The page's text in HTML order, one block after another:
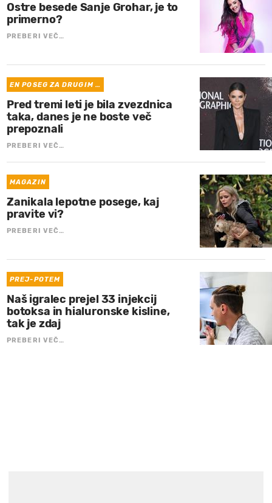
Ostre besede Sanje Grohar, je to
primerno?
PREBERI VEČ…
EN POSEG ZA DRUGIM …
Pred tremi leti je bila zvezdnica
taka, danes je ne boste več
prepoznali
PREBERI VEČ…
MAGAZIN
Zanikala lepotne posege, kaj
pravite vi?
PREBERI VEČ…
PREJ-POTEM
Naš igralec prejel 33 injekcij
botoksa in hialuronske kisline,
tak je zdaj
PREBERI VEČ…